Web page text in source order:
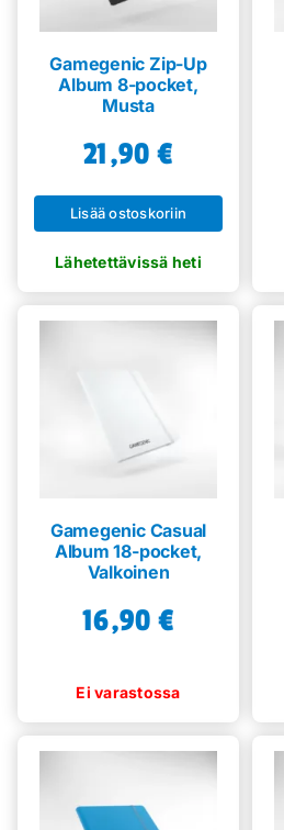
Greidauspalvelu
Gamegenic Zip-Up
Album 8-pocket,
Musta
21,90 €
Lisää ostoskoriin
Gamegenic Casual
Album 18-pocket,
Valkoinen
16,90 €